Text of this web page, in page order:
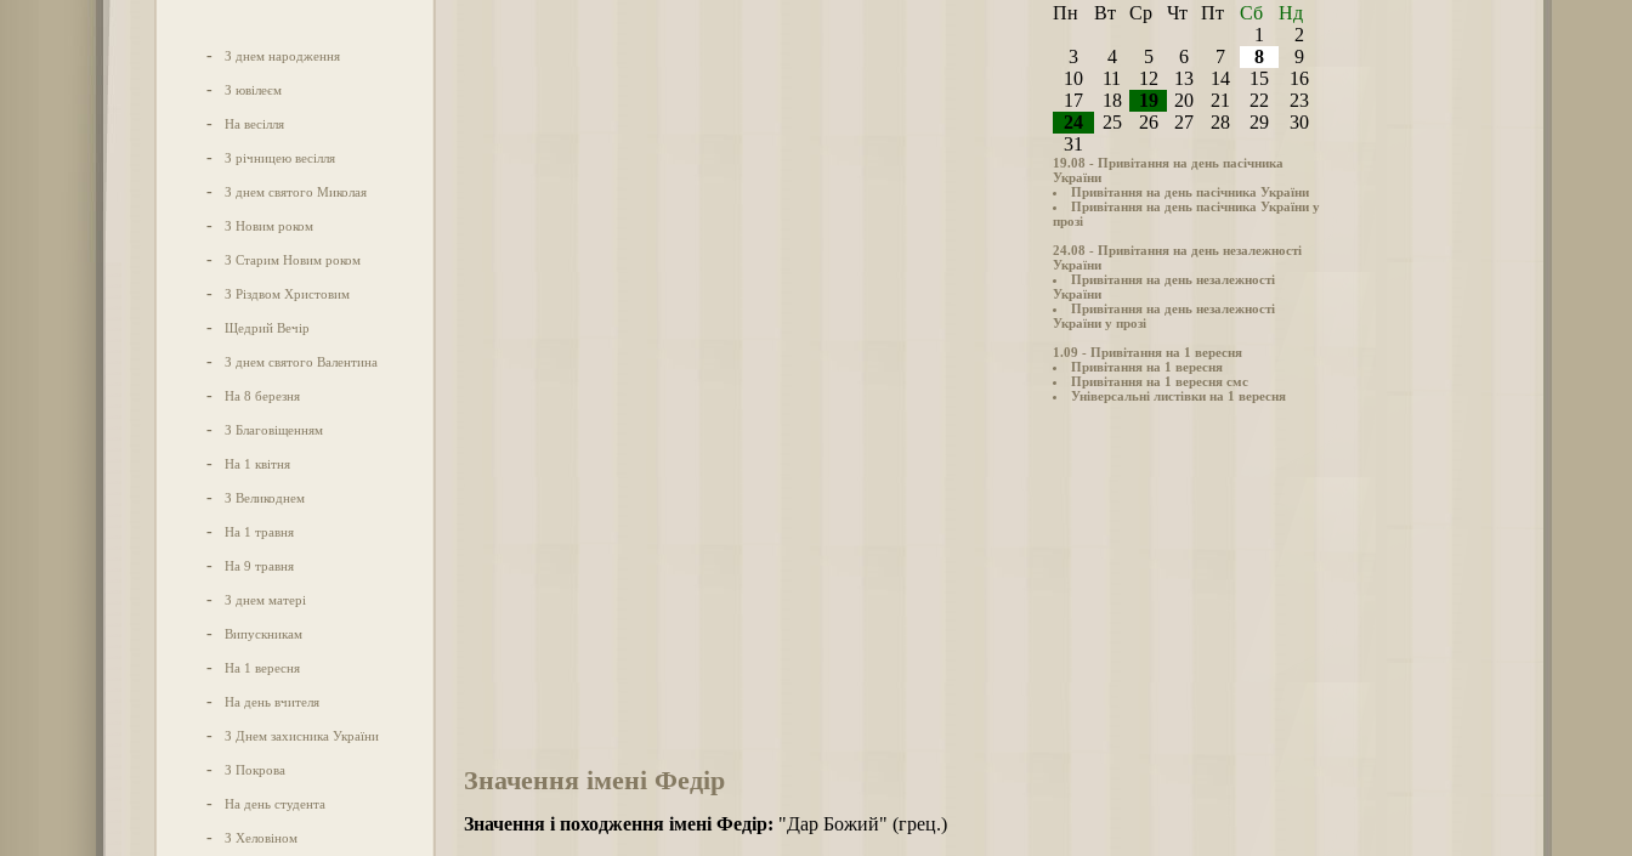
- З днем народження
- З ювілеєм
- На весілля
- З річницею весілля
- З днем святого Миколая
- З Новим роком
- З Старим Новим роком
- З Різдвом Христовим
- Щедрий Вечір
- З днем святого Валентина
- На 8 березня
- З Благовіщенням
- На 1 квітня
- З Великоднем
- На 1 травня
- На 9 травня
- З днем матері
- Випускникам
- На 1 вересня
- На день вчителя
- З Днем захисника України
- З Покрова
- На день студента
- З Хеловіном
Пн Вт Ср Чт Пт Сб
Нд
1
2
3
4 5 6 7 8
9
10
11 12 13 14 15
16
17
18 19 20 21 22
23
24
25 26 27 28 29
30
31
19.08 - Привітання на день пасічника
України
Привітання на день пасічника України
Привітання на день пасічника України у
прозі
24.08 - Привітання на день незалежності
України
Привітання на день незалежності
України
Привітання на день незалежності
України у прозі
1.09 - Привітання на 1 вересня
Привітання на 1 вересня
Привітання на 1 вересня смс
Універсальні листівки на 1 вересня
Значення імені Федір
Значення і походження імені Федір: "Дар Божий" (грец.)